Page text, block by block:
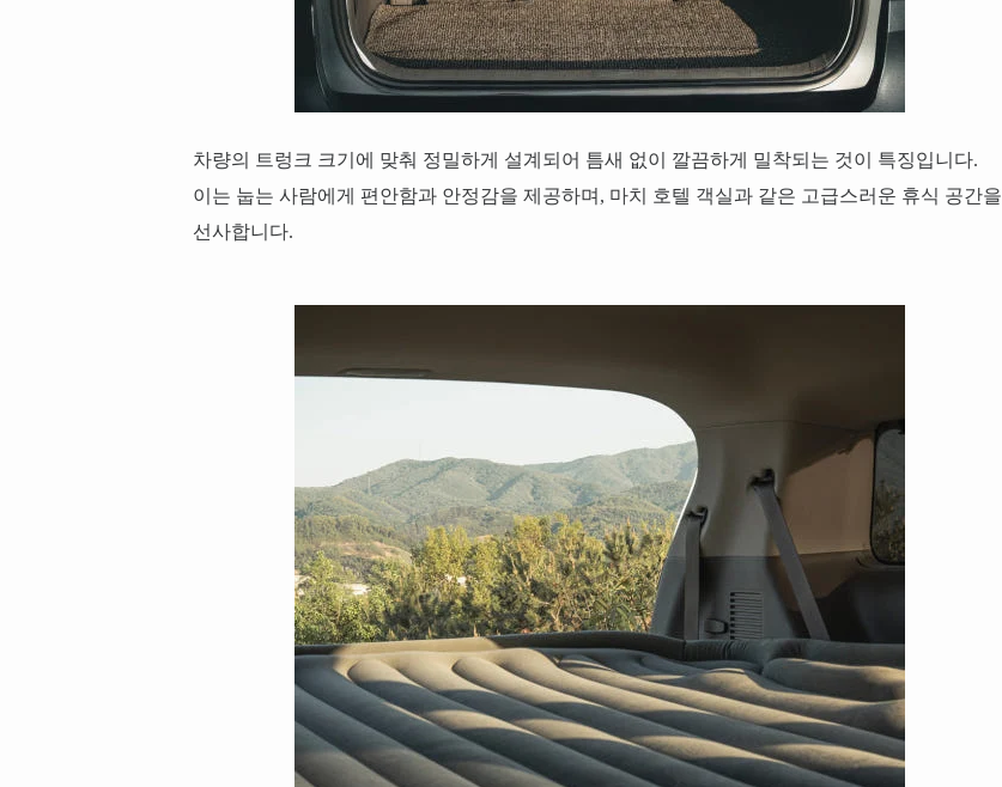
차량의 트렁크 크기에 맞춰 정밀하게 설계되어 틈새 없이 깔끔하게 밀착되는 것이 특징입니다.
이는 눕는 사람에게 편안함과 안정감을 제공하며, 마치 호텔 객실과 같은 고급스러운 휴식 공간을
선사합니다.